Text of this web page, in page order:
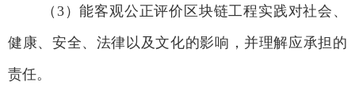
（ 3）能客观公正评价区块链工程实践对社会、
健康、安全、法律以及文化的影响，并理解应承担的
责任。